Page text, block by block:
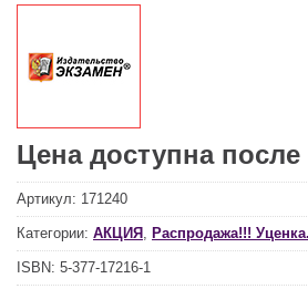
Цена доступна после
Артикул: 171240
Категории: АКЦИЯ , Распродажа!!! Уценка.
ISBN: 5-377-17216-1